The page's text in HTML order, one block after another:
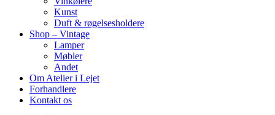
Kunst
Duft & røgelsesholdere
Shop – Vintage
Lamper
Møbler
Andet
Om Atelier i Lejet
Forhandlere
Kontakt os